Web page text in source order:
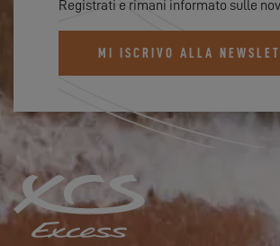
Registrati e rimani informato sulle
MI ISCRIVO ALLA